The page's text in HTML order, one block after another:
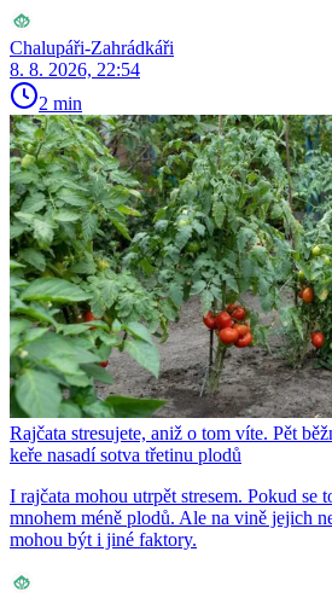
Chalupáři-Zahrádkáři
8. 8. 2026, 22:54
2 min
Rajčata stresujete, aniž o tom víte. Pět
keře nasadí sotva třetinu plodů
I rajčata mohou utrpět stresem. Pokud se
mnohem méně plodů. Ale na vině jejich
mohou být i jiné faktory.